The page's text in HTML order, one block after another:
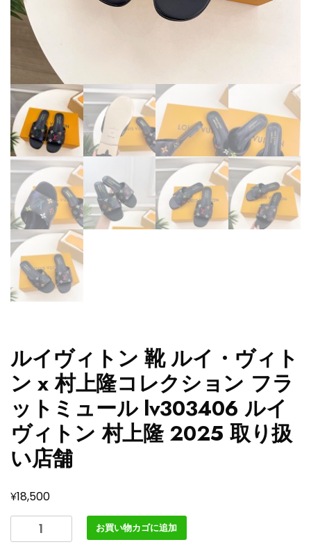
ルイヴィトン 靴 ルイ・ヴィト
ン x 村上隆コレクション フラ
ットミュール lv303406 ルイ
ヴィトン 村上隆 2025 取り扱
い店舗
¥18,500
イ
お買い物カゴに追加